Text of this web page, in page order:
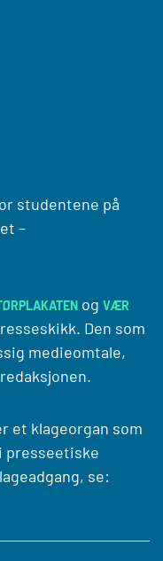
studentene på
–
og VÆR
Den som
medieomtale,
et klageorgan som
presseetiske
se: